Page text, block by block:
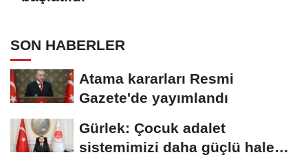
SON HABERLER
Atama kararları Resmi
Gazete'de yayımlandı
Gürlek: Çocuk adalet
sistemimizi daha güçlü hale